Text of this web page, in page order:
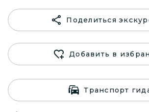
Поделиться
Добавить в
Транспорт